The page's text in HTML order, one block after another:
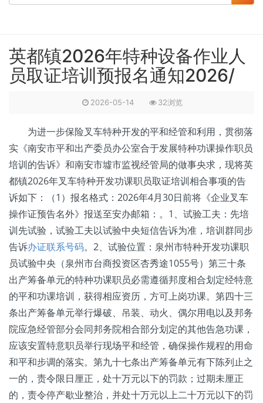
英都镇2026年特种设备作业人
员取证培训预报名通知2026/
2026-05-14 32浏览
为进一步保险叉车特种开发的平和经管和利用，贯彻落
实《南安市平和出产委员办公室合于发展特种功课操作职员
培训的告诉》和南安市墟市监视经管局的做事央求，现将英
都镇2026年叉车特种开发功课职员取证培训相合事项的告
诉如下：（1）报名格式：2026年4月30日前将《企业叉车
操作证预告名外》报送至安办邮箱：。1、试验工夫：先培
训先试验，试验工夫以试验中央短信告诉为准，培训群同步
告诉办证联系号码。2、试验位置：泉州市特种开发功课职
员试验中央（泉州市台商投资区杏秀途1055号）第三十条
出产筹备单元的特种功课职员必需遵循邦度相合划定经特意
的平和功课培训，获得相应资历，方可上岗功课。第四十三
条出产筹备单元举行爆破、吊装、动火、偶尔用电以及邦务
院应急经管部分会同邦务院相合部分划定的其他告急功课，
应该安置特意职员举行现场平和经管，确保操作规程的用命
和平和步调的落实。第九十七条出产筹备单元有下陈列止之
一的，责令限日厘正，处十万元以下的罚款；过期未厘正
的，责令停产歇业整治，并处十万元以上二十万元以下的罚